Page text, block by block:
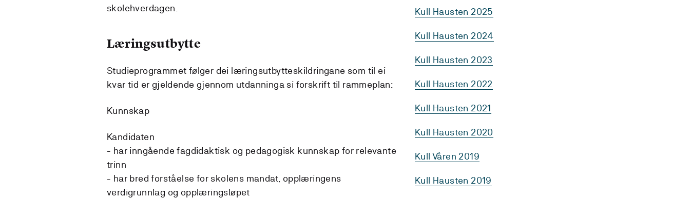
Kull Hausten 2025
Kull Hausten 2024
Kull Hausten 2023
Kull Hausten 2022
Kull Hausten 2021
Kull Hausten 2020
Kull Våren 2019
Kull Hausten 2019
skolehverdagen.
Læringsutbytte
Studieprogrammet følger dei læringsutbytteskildringane som til ei
kvar tid er gjeldende gjennom utdanninga si forskrift til rammeplan:
Kunnskap
Kandidaten
- har inngående fagdidaktisk og pedagogisk kunnskap for relevante
trinn
- har bred forståelse for skolens mandat, opplæringens
verdigrunnlag og opplæringsløpet